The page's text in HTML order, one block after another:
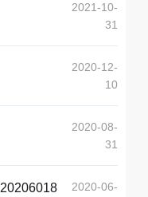
2021-10-
31
2020-12-
10
2020-08-
31
2020-06-